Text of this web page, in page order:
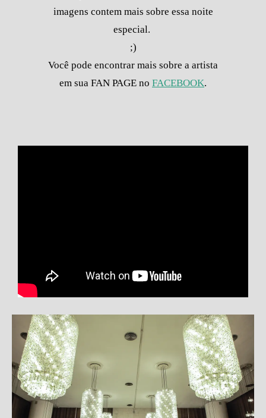
imagens contem mais sobre essa noite
especial.
;)
Você pode encontrar mais sobre a artista
em sua FAN PAGE no FACEBOOK.